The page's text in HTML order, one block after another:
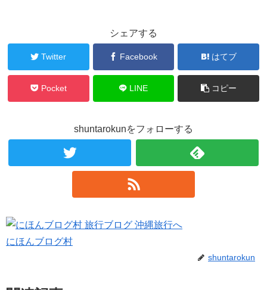
シェアする
Twitter Facebook はてブ
Pocket LINE コピー
shuntarokunをフォローする
にほんブログ村
shuntarokun